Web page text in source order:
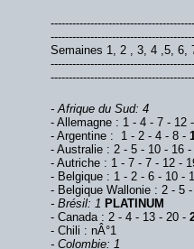
Semaines 1, 2 , 3, 4 ,5, 6,
- Afrique du Sud: 4
- Allemagne : 1 - 4 - 7 - 12
- Argentine : 1 - 2 - 4 - 8 -
- Australie : 2 - 5 - 10 - 16
- Autriche : 1 - 7 - 7 - 12 -
- Belgique : 1 - 2 - 6 - 10 -
- Belgique Wallonie : 2 - 5
- Brésil: 1 PLATINUM
- Canada : 2 - 4 - 13 - 20 -
- Chili : nÂ°1
- Colombie: 1